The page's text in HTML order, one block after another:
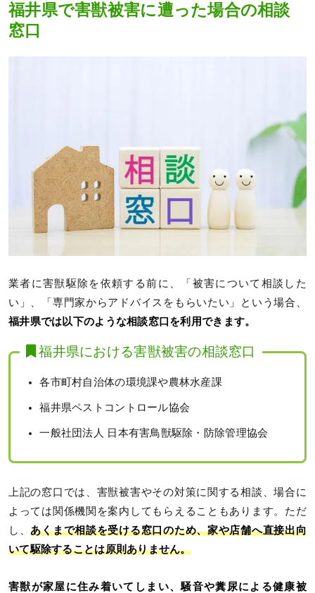
福井県で害獣被害に遭った場合の相談
窓口
業者に害獣駆除を依頼する前に、「被害について相談した
い」、「専門家からアドバイスをもらいたい」という場合、
福井県では以下のような相談窓口を利用できます。
福井県における害獣被害の相談窓口
各市町村自治体の環境課や農林水産課
福井県ペストコントロール協会
一般社団法人 日本有害鳥獣駆除・防除管理協会
上記の窓口では、害獣被害やその対策に関する相談、場合に
よっては関係機関を案内してもらえることもあります。ただ
し、あくまで相談を受ける窓口のため、家や店舗へ直接出向
いて駆除することは原則ありません。
害獣が家屋に住み着いてしまい、騒音や糞尿による健康被